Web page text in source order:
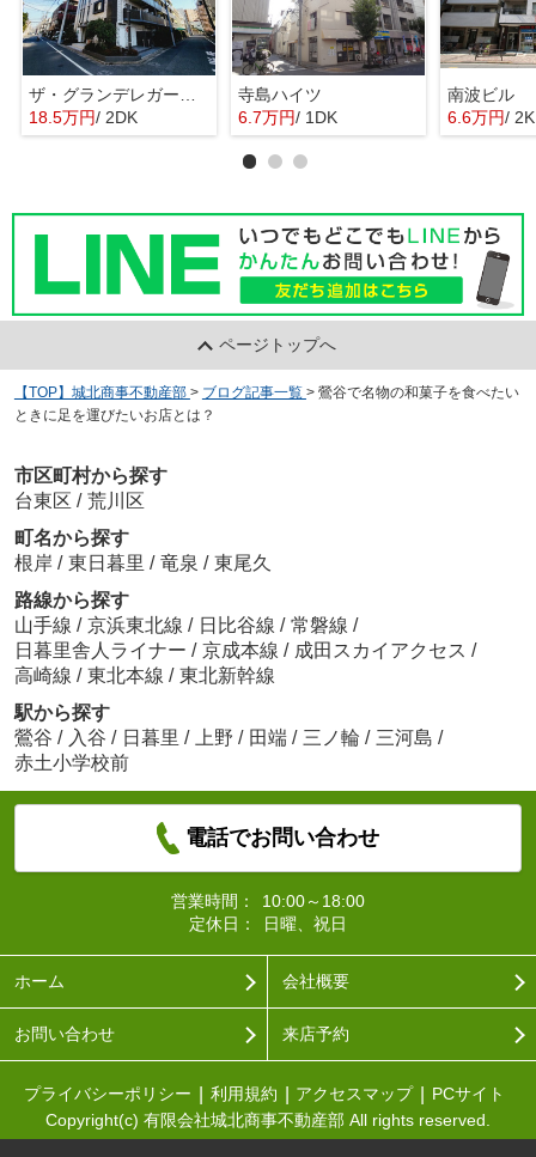
18.5万円/ 2DK
寺島ハイツ
6.7万円/ 1DK
南波ビル
6.6万円/ 2K
ページトップへ
【TOP】城北商事不動産部 > ブログ記事一覧 > 鶯谷で名物の和菓子を食べたい
ときに足を運びたいお店とは？
市区町村から探す
台東区 / 荒川区
町名から探す
根岸 / 東日暮里 / 竜泉 / 東尾久
路線から探す
山手線 / 京浜東北線 / 日比谷線 / 常磐線 /
日暮里舎人ライナー / 京成本線 / 成田スカイアクセス /
高崎線 / 東北本線 / 東北新幹線
駅から探す
鶯谷 / 入谷 / 日暮里 / 上野 / 田端 / 三ノ輪 / 三河島 /
赤土小学校前
電話でお問い合わせ
営業時間：
10:00～18:00
定休日：
日曜、祝日
ホーム 会社概要
お問い合わせ 来店予約
プライバシーポリシー 利用規約 アクセスマップ
PCサイト
Copyright(c) 有限会社城北商事不動産部 All rights reserved.